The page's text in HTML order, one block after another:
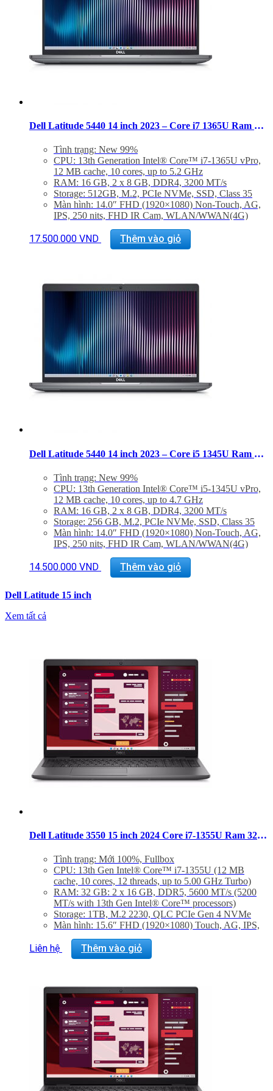
Dell Latitude 5440 14 inch 2023 – Core i7 1365U Ram 16GB SSD 512GB FHD – 99%
Tình trạng: New 99%
CPU: 13th Generation Intel® Core™ i7-1365U vPro,
12 MB cache, 10 cores, up to 5.2 GHz
RAM: 16 GB, 2 x 8 GB, DDR4, 3200 MT/s
Storage: 512GB, M.2, PCIe NVMe, SSD, Class 35
Màn hình: 14.0″ FHD (1920×1080) Non-Touch, AG,
IPS, 250 nits, FHD IR Cam, WLAN/WWAN(4G)
Integrated Graphics,TBT4
Trọng lượng: Từ 1.54Kg
17.500.000 VND Thêm vào giỏ
Dell Latitude 5440 14 inch 2023 – Core i5 1345U Ram 16GB SSD 256GB FHD – 99%
Tình trạng: New 99%
CPU: 13th Generation Intel® Core™ i5-1345U vPro,
12 MB cache, 10 cores, up to 4.7 GHz
RAM: 16 GB, 2 x 8 GB, DDR4, 3200 MT/s
Storage: 256 GB, M.2, PCIe NVMe, SSD, Class 35
Màn hình: 14.0″ FHD (1920×1080) Non-Touch, AG,
IPS, 250 nits, FHD IR Cam, WLAN/WWAN(4G)
Integrated Graphics,TBT4
Trọng lượng: Từ 1.54Kg
14.500.000 VND Thêm vào giỏ
Dell Latitude 15 inch
Xem tất cả
Dell Latitude 3550 15 inch 2024 Core i7-1355U Ram 32GB SSD 1TB FHD Windows 11 Pro
Tình trạng: Mới 100%, Fullbox
CPU: 13th Gen Intel® Core™ i7-1355U (12 MB
cache, 10 cores, 12 threads, up to 5.00 GHz Turbo)
RAM: 32 GB: 2 x 16 GB, DDR5, 5600 MT/s (5200
MT/s with 13th Gen Intel® Core™ processors)
Storage: 1TB, M.2 2230, QLC PCIe Gen 4 NVMe
Màn hình: 15.6″ FHD (1920×1080) Touch, AG, IPS,
VGA: Intel® 13th Generation i7-1355U, Intel®
Integrated Graphics
Liên hệ Thêm vào giỏ